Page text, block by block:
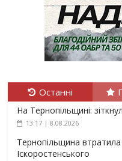
Останні
На Тернопільщині:
13:17 | 8.08.2026
Тернопільщина
Іскоростенського